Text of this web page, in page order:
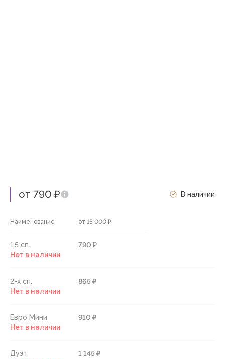
от 790 ₽ В наличии
Наименование от 15 000 ₽
1,5 сп.
790 ₽
Нет в наличии
2-х сп.
865 ₽
Нет в наличии
Евро Мини
910 ₽
Нет в наличии
Дуэт
1 145 ₽